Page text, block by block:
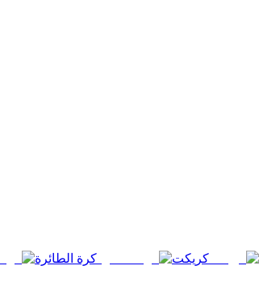
كريكت كرة الطائرة